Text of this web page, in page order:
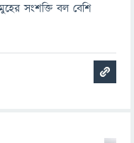
সংশক্তি বল বেশি